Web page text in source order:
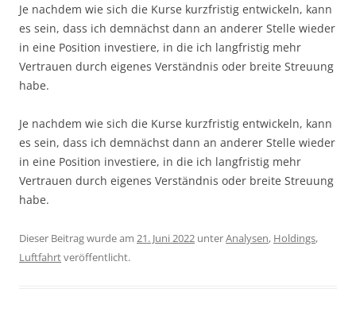
Je nachdem wie sich die Kurse kurzfristig entwickeln, kann
es sein, dass ich demnächst dann an anderer Stelle wieder
in eine Position investiere, in die ich langfristig mehr
Vertrauen durch eigenes Verständnis oder breite Streuung
habe.
Je nachdem wie sich die Kurse kurzfristig entwickeln, kann
es sein, dass ich demnächst dann an anderer Stelle wieder
in eine Position investiere, in die ich langfristig mehr
Vertrauen durch eigenes Verständnis oder breite Streuung
habe.
Dieser Beitrag wurde am 21. Juni 2022 unterAnalysen, Holdings,
Luftfahrtveröffentlicht.